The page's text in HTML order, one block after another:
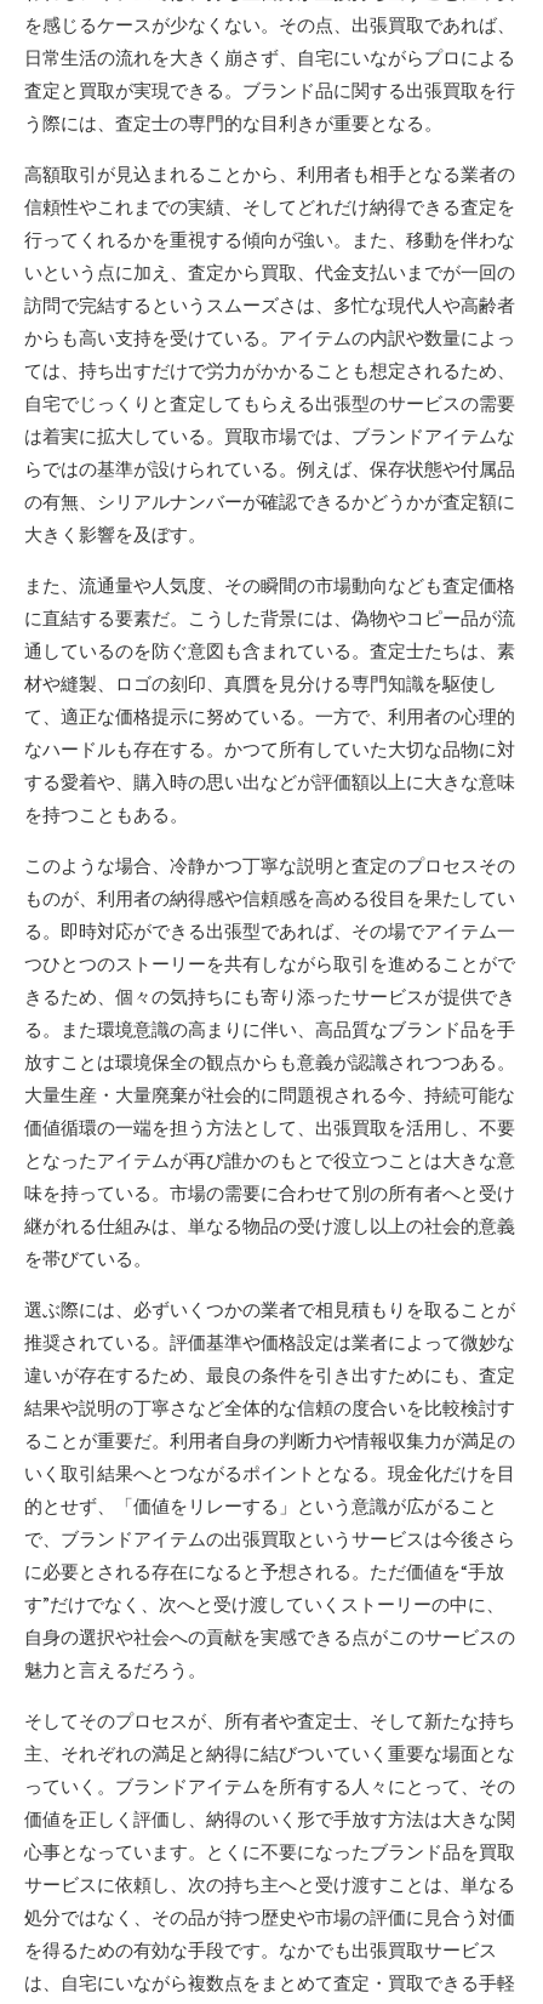
を感じるケースが少なくない。その点、出張買取であれば、
日常生活の流れを大きく崩さず、自宅にいながらプロによる
査定と買取が実現できる。ブランド品に関する出張買取を行
う際には、査定士の専門的な目利きが重要となる。
高額取引が見込まれることから、利用者も相手となる業者の
信頼性やこれまでの実績、そしてどれだけ納得できる査定を
行ってくれるかを重視する傾向が強い。また、移動を伴わな
いという点に加え、査定から買取、代金支払いまでが一回の
訪問で完結するというスムーズさは、多忙な現代人や高齢者
からも高い支持を受けている。アイテムの内訳や数量によっ
ては、持ち出すだけで労力がかかることも想定されるため、
自宅でじっくりと査定してもらえる出張型のサービスの需要
は着実に拡大している。買取市場では、ブランドアイテムな
らではの基準が設けられている。例えば、保存状態や付属品
の有無、シリアルナンバーが確認できるかどうかが査定額に
大きく影響を及ぼす。
また、流通量や人気度、その瞬間の市場動向なども査定価格
に直結する要素だ。こうした背景には、偽物やコピー品が流
通しているのを防ぐ意図も含まれている。査定士たちは、素
材や縫製、ロゴの刻印、真贋を見分ける専門知識を駆使し
て、適正な価格提示に努めている。一方で、利用者の心理的
なハードルも存在する。かつて所有していた大切な品物に対
する愛着や、購入時の思い出などが評価額以上に大きな意味
を持つこともある。
このような場合、冷静かつ丁寧な説明と査定のプロセスその
ものが、利用者の納得感や信頼感を高める役目を果たしてい
る。即時対応ができる出張型であれば、その場でアイテム一
つひとつのストーリーを共有しながら取引を進めることがで
きるため、個々の気持ちにも寄り添ったサービスが提供でき
る。また環境意識の高まりに伴い、高品質なブランド品を手
放すことは環境保全の観点からも意義が認識されつつある。
大量生産・大量廃棄が社会的に問題視される今、持続可能な
価値循環の一端を担う方法として、出張買取を活用し、不要
となったアイテムが再び誰かのもとで役立つことは大きな意
味を持っている。市場の需要に合わせて別の所有者へと受け
継がれる仕組みは、単なる物品の受け渡し以上の社会的意義
を帯びている。
選ぶ際には、必ずいくつかの業者で相見積もりを取ることが
推奨されている。評価基準や価格設定は業者によって微妙な
違いが存在するため、最良の条件を引き出すためにも、査定
結果や説明の丁寧さなど全体的な信頼の度合いを比較検討す
ることが重要だ。利用者自身の判断力や情報収集力が満足の
いく取引結果へとつながるポイントとなる。現金化だけを目
的とせず、「価値をリレーする」という意識が広がること
で、ブランドアイテムの出張買取というサービスは今後さら
に必要とされる存在になると予想される。ただ価値を“手放
す”だけでなく、次へと受け渡していくストーリーの中に、
自身の選択や社会への貢献を実感できる点がこのサービスの
魅力と言えるだろう。
そしてそのプロセスが、所有者や査定士、そして新たな持ち
主、それぞれの満足と納得に結びついていく重要な場面とな
っていく。ブランドアイテムを所有する人々にとって、その
価値を正しく評価し、納得のいく形で手放す方法は大きな関
心事となっています。とくに不要になったブランド品を買取
サービスに依頼し、次の持ち主へと受け渡すことは、単なる
処分ではなく、その品が持つ歴史や市場の評価に見合う対価
を得るための有効な手段です。なかでも出張買取サービス
は、自宅にいながら複数点をまとめて査定・買取できる手軽